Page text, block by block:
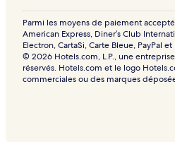
Parmi les moyens de paiement
American Express, Diner’s Club
Electron, CartaSi, Carte Bleue, PayPal
© 2026 Hotels.com, L.P., une
réservés. Hotels.com et le logo
commerciales ou des marques